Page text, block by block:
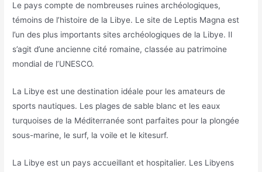
Le pays compte de nombreuses ruines archéologiques,
témoins de l’histoire de la Libye. Le site de Leptis Magna est
l’un des plus importants sites archéologiques de la Libye. Il
s’agit d’une ancienne cité romaine, classée au patrimoine
mondial de l’UNESCO.
La Libye est une destination idéale pour les amateurs de
sports nautiques. Les plages de sable blanc et les eaux
turquoises de la Méditerranée sont parfaites pour la plongée
sous-marine, le surf, la voile et le kitesurf.
La Libye est un pays accueillant et hospitalier. Les Libyens